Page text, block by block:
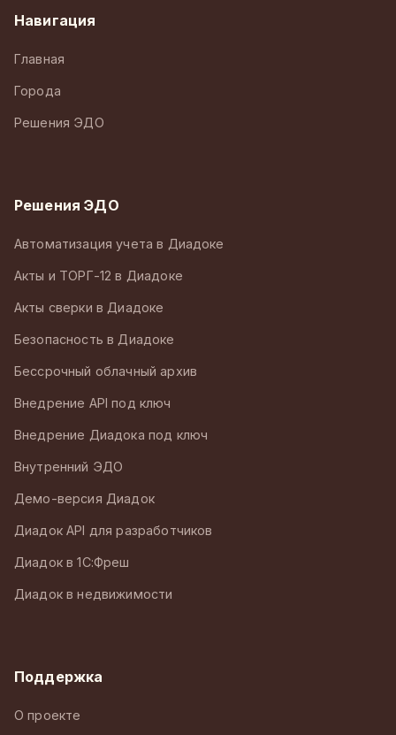
Навигация
Главная
Города
Решения ЭДО
Решения ЭДО
Автоматизация учета в Диадоке
Акты и ТОРГ-12 в Диадоке
Акты сверки в Диадоке
Безопасность в Диадоке
Бессрочный облачный архив
Внедрение API под ключ
Внедрение Диадока под ключ
Внутренний ЭДО
Демо-версия Диадок
Диадок API для разработчиков
Диадок в 1С:Фреш
Диадок в недвижимости
Поддержка
О проекте